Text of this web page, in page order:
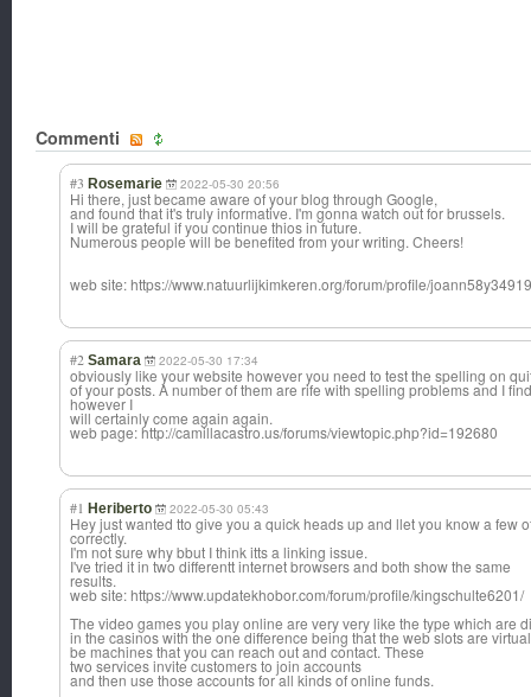
Commenti
#3 Rosemarie 2022-05-30 20:56
Hi there, just became aware of your blog through Google,
and found that it's truly informative. I'm gonna watch out for brussels.
I will be grateful if you continue thios in future.
Numerous people will be benefited from your writing. Cheers!
web site: https://www.natuurlijkimkeren.org/forum/profile/
#2 Samara 2022-05-30 17:34
obviously like your website however you need to test the spelling on
of your posts. A number of them are rife with spelling problems and I
however I
will certainly come again again.
web page: http://camillacastro.us/forums/viewtopic.php?id=192680
#1 Heriberto 2022-05-30 05:43
Hey just wanted tto give you a quick heads up and llet you know a few
correctly.
I'm not sure why bbut I think itts a linking issue.
I've tried it in two differentt internet browsers and both show the same
results.
web site: https://www.updatekhobor.com/forum/profile/kingschulte6201/
The video games you play online are very very like the type which are
in the casinos with the one difference being that the web slots are
be machines that you can reach out and contact. These
two services invite customers to join accounts
and then use those accounts for all kinds of online funds.